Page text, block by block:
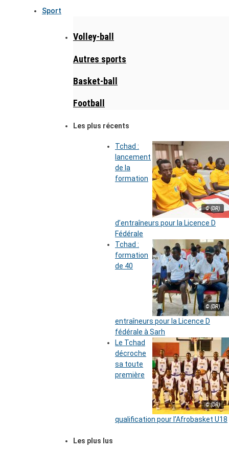
Sport
Volley-ball
Autres sports
Basket-ball
Football
Les plus récents
© (DR)
Tchad :
lancement
de la
formation
d’entraîneurs pour la Licence D
Fédérale
© (DR)
Tchad :
formation
de 40
entraîneurs pour la Licence D
fédérale à Sarh
© (DR)
Le Tchad
décroche
sa toute
première
qualification pour l’Afrobasket U18
Les plus lus